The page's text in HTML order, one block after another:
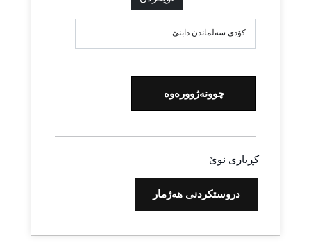
کۆدی سەلماندن دابنێ
چوونەژوورەوە
کڕیاری نوێ
دروستکردنی هەژمار